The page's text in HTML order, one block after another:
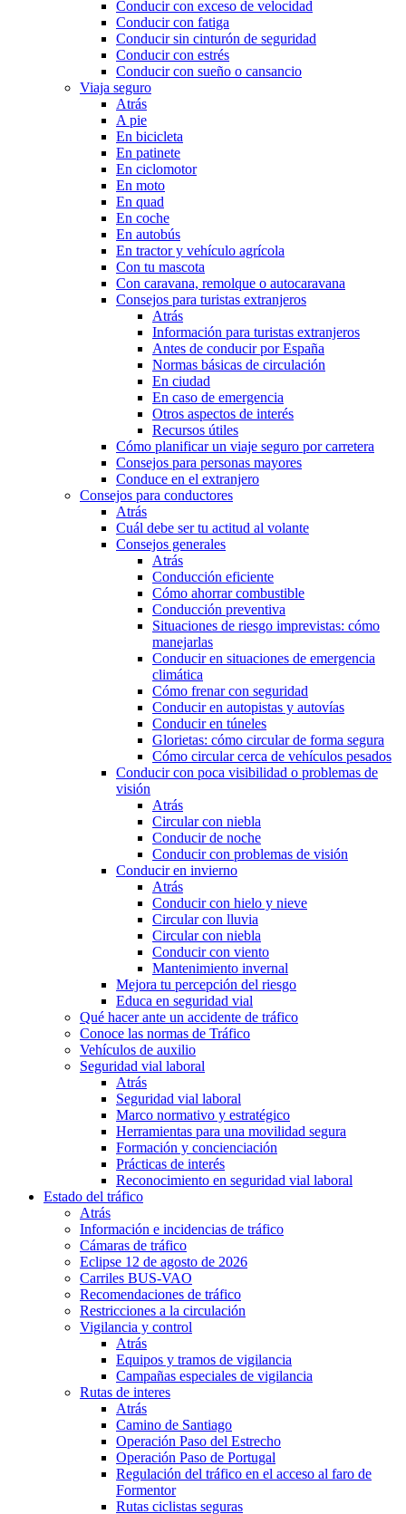
Conducir con exceso de velocidad
Conducir con fatiga
Conducir sin cinturón de seguridad
Conducir con estrés
Conducir con sueño o cansancio
Viaja seguro
Atrás
A pie
En bicicleta
En patinete
En ciclomotor
En moto
En quad
En coche
En autobús
En tractor y vehículo agrícola
Con tu mascota
Con caravana, remolque o autocaravana
Consejos para turistas extranjeros
Atrás
Información para turistas extranjeros
Antes de conducir por España
Normas básicas de circulación
En ciudad
En caso de emergencia
Otros aspectos de interés
Recursos útiles
Cómo planificar un viaje seguro por carretera
Consejos para personas mayores
Conduce en el extranjero
Consejos para conductores
Atrás
Cuál debe ser tu actitud al volante
Consejos generales
Atrás
Conducción eficiente
Cómo ahorrar combustible
Conducción preventiva
Situaciones de riesgo imprevistas: cómo
manejarlas
Conducir en situaciones de emergencia
climática
Cómo frenar con seguridad
Conducir en autopistas y autovías
Conducir en túneles
Glorietas: cómo circular de forma segura
Cómo circular cerca de vehículos pesados
Conducir con poca visibilidad o problemas de
visión
Atrás
Circular con niebla
Conducir de noche
Conducir con problemas de visión
Conducir en invierno
Atrás
Conducir con hielo y nieve
Circular con lluvia
Circular con niebla
Conducir con viento
Mantenimiento invernal
Mejora tu percepción del riesgo
Educa en seguridad vial
Qué hacer ante un accidente de tráfico
Conoce las normas de Tráfico
Vehículos de auxilio
Seguridad vial laboral
Atrás
Seguridad vial laboral
Marco normativo y estratégico
Herramientas para una movilidad segura
Formación y concienciación
Prácticas de interés
Reconocimiento en seguridad vial laboral
Estado del tráfico
Atrás
Información e incidencias de tráfico
Cámaras de tráfico
Eclipse 12 de agosto de 2026
Carriles BUS-VAO
Recomendaciones de tráfico
Restricciones a la circulación
Vigilancia y control
Atrás
Equipos y tramos de vigilancia
Campañas especiales de vigilancia
Rutas de interes
Atrás
Camino de Santiago
Operación Paso del Estrecho
Operación Paso de Portugal
Regulación del tráfico en el acceso al faro de
Formentor
Rutas ciclistas seguras